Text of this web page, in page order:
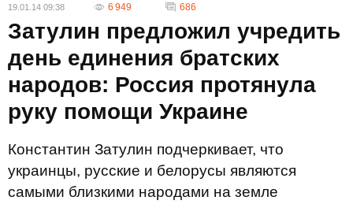
19.01.14 09:38 6 949 686
Затулин предложил учредить
день единения братских
народов: Россия протянула
руку помощи Украине
Константин Затулин подчеркивает, что
украинцы, русские и белорусы являются
самыми близкими народами на земле